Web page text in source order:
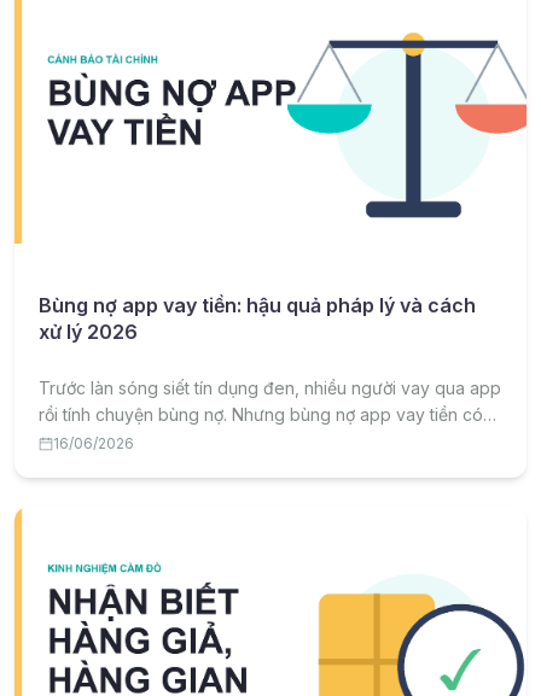
Bùng nợ app vay tiền: hậu quả pháp lý và cách
xử lý 2026
Trước làn sóng siết tín dụng đen, nhiều người vay qua app
rồi tính chuyện bùng nợ. Nhưng bùng nợ app vay tiền có
hậu quả pháp lý gì và nên xử lý ra sao cho đúng? Bài viết
16/06/2026